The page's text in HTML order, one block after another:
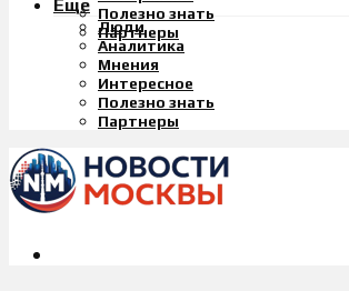
Полезно знать
Партнеры
Еще
Люди
Аналитика
Мнения
Интересное
Полезно знать
Партнеры